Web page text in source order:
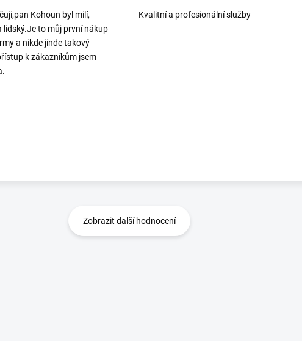
Kohoun byl milí,
lidský.Je to můj první nákup
a nikde jinde takový
k zákazníkům jsem
Kvalitní a profesionální služby
Zobrazit další hodnocení